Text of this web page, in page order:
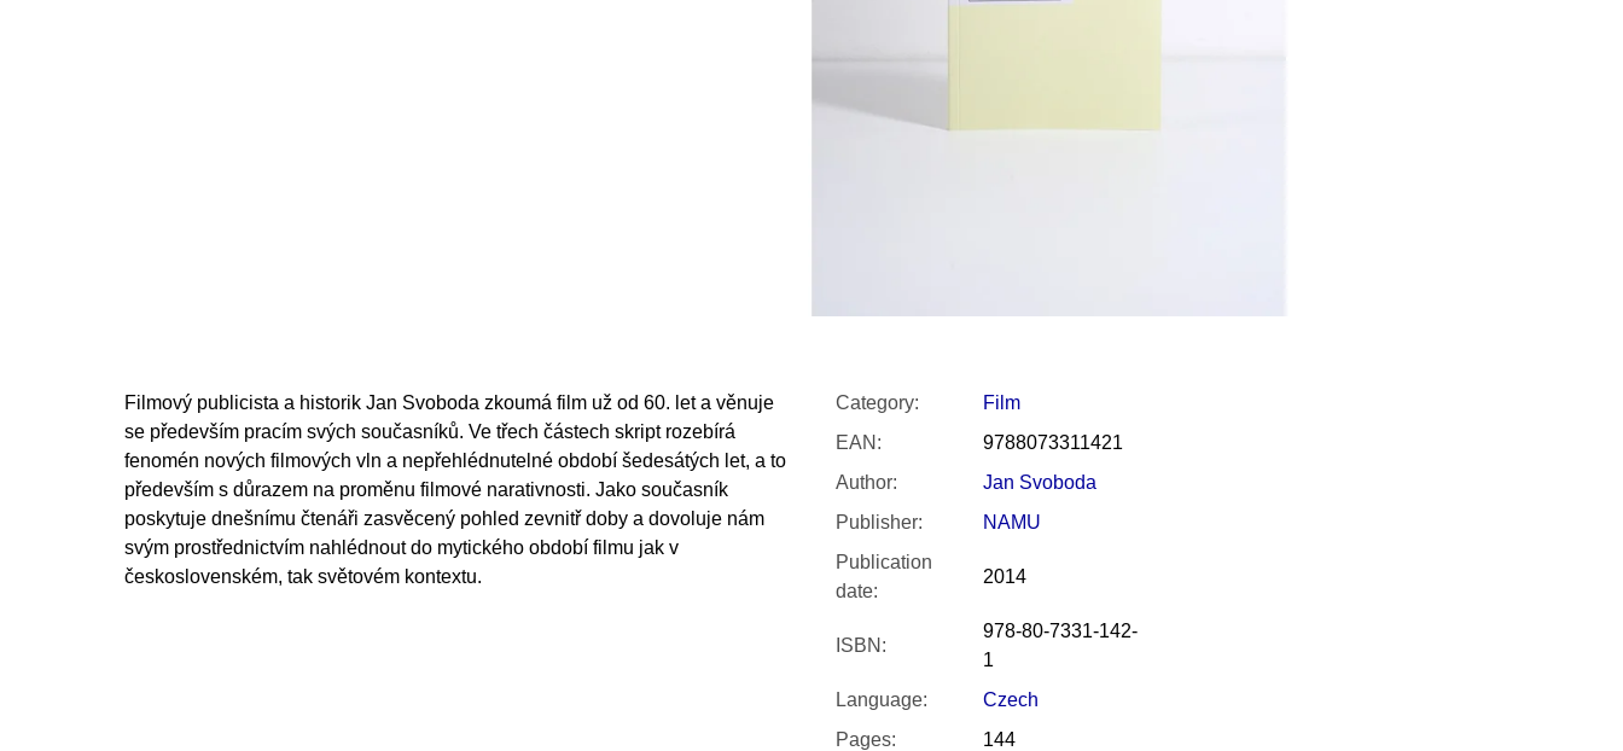
Filmový publicista a historik Jan Svoboda zkoumá film už od 60. let a věnuje
se především pracím svých současníků. Ve třech částech skript rozebírá
fenomén nových filmových vln a nepřehlédnutelné období šedesátých let, a to
především s důrazem na proměnu filmové narativnosti. Jako současník
poskytuje dnešnímu čtenáři zasvěcený pohled zevnitř doby a dovoluje nám
svým prostřednictvím nahlédnout do mytického období filmu jak v
československém, tak světovém kontextu.
Category:
Film
EAN :
9788073311421
Author:
Jan Svoboda
Publisher:
NAMU
Publication
date:
2014
ISBN :
978-80-7331-142-
1
Language:
Czech
Pages:
144